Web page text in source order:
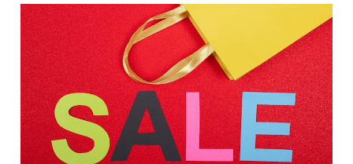
Discounter-Reisen -
Deals 💥: von Aldi, Netto,
Lidl, Rewe %
5. Sep. 20253 min read